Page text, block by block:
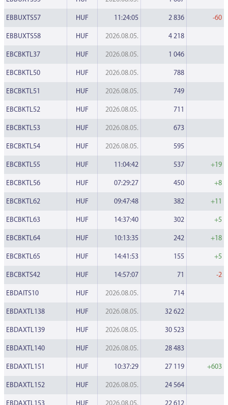
EBBUXTS57 HUF 11:24:05 2 836 -60
EBBUXTS58 HUF 2026.08.05. 4 218
EBCBKTL37 HUF 2026.08.05. 1 046
EBCBKTL50 HUF 2026.08.05. 788
EBCBKTL51 HUF 2026.08.05. 749
EBCBKTL52 HUF 2026.08.05. 711
EBCBKTL53 HUF 2026.08.05. 673
EBCBKTL54 HUF 2026.08.05. 595
EBCBKTL55 HUF 11:04:42 537 +19
EBCBKTL56 HUF 07:29:27 450 +8
EBCBKTL62 HUF 09:47:48 382 +11
EBCBKTL63 HUF 14:37:40 302 +5
EBCBKTL64 HUF 10:13:35 242 +18
EBCBKTL65 HUF 14:41:53 155 +5
EBCBKTS42 HUF 14:57:07 71 -2
EBDAITS10 HUF 2026.08.05. 714
EBDAXTL138 HUF 2026.08.05. 32 622
EBDAXTL139 HUF 2026.08.05. 30 523
EBDAXTL140 HUF 2026.08.05. 28 483
EBDAXTL151 HUF 10:37:29 27 119 +603
EBDAXTL152 HUF 2026.08.05. 24 564